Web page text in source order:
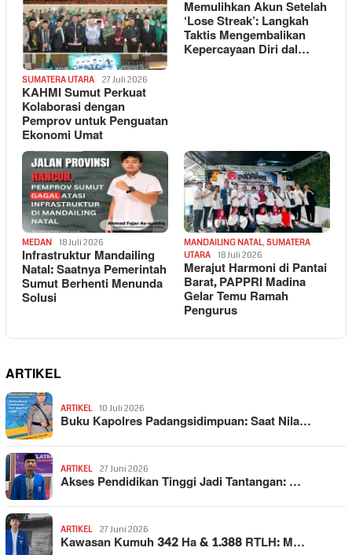
SUMATERA UTARA 27 Juli 2026
KAHMI Sumut Perkuat
Kolaborasi dengan
Pemprov untuk Penguatan
Ekonomi Umat
Memulihkan Akun Setelah
‘Lose Streak’: Langkah
Taktis Mengembalikan
Kepercayaan Diri dal…
MEDAN 18 Juli 2026
Infrastruktur Mandailing
Natal: Saatnya Pemerintah
Sumut Berhenti Menunda
Solusi
MANDAILING NATAL, SUMATERA
UTARA
18 Juli 2026
Merajut Harmoni di Pantai
Barat, PAPPRI Madina
Gelar Temu Ramah
Pengurus
ARTIKEL
ARTIKEL 10 Juli 2026
Buku Kapolres Padangsidimpuan: Saat Nila…
ARTIKEL 27 Juni 2026
Akses Pendidikan Tinggi Jadi Tantangan: …
ARTIKEL 27 Juni 2026
Kawasan Kumuh 342 Ha & 1.388 RTLH: M…